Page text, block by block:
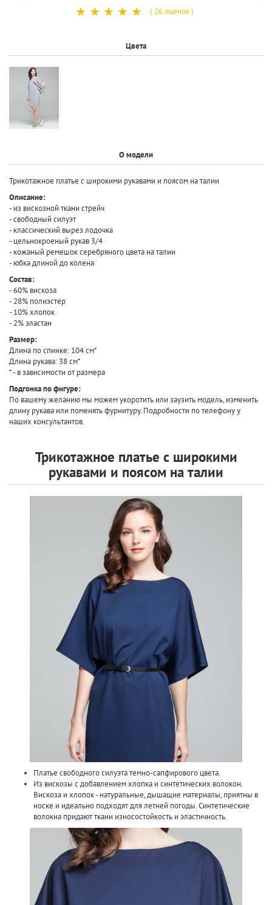
☆
☆
☆
☆
☆ ( 26 оценок )
Цвета
О модели
Трикотажное платье с широкими рукавами и поясом на талии
Описание:
- из вискозной ткани стрейч
- свободный силуэт
- классический вырез лодочка
- цельнокроеный рукав 3/4
- кожаный ремешок серебряного цвета на талии
- юбка длиной до колена
Состав:
- 60% вискоза
- 28% полиэстер
- 10% хлопок
- 2% эластан
Размер:
Длина по спинке: 104 см*
Длина рукава: 38 см*
* - в зависимости от размера
Подгонка по фигуре:
По вашему желанию мы можем укоротить или заузить модель, изменить
длину рукава или поменять фурнитуру. Подробности по телефону у
наших консультантов.
Трикотажное платье с широкими
рукавами и поясом на талии
Платье свободного силуэта темно-сапфирового цвета.
Из вискозы с добавлением хлопка и синтетических волокон.
Вискоза и хлопок - натуральные, дышащие материалы, приятны в
носке и идеально подходят для летней погоды. Синтетические
волокна придают ткани износостойкость и эластичность.